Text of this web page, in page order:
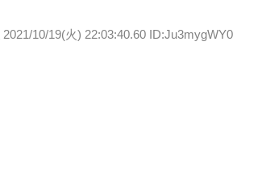
2021/10/19(火) 22:03:40.60 ID:Ju3mygWY0